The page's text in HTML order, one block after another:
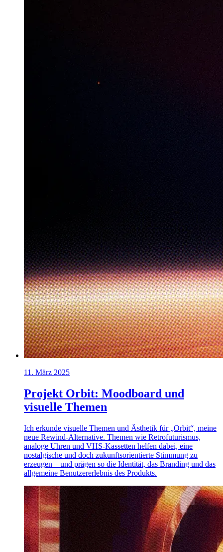
11. März 2025
Projekt Orbit: Moodboard und
visuelle Themen
Ich erkunde visuelle Themen und Ästhetik für „Orbit“, meine
neue Rewind-Alternative. Themen wie Retrofuturismus,
analoge Uhren und VHS-Kassetten helfen dabei, eine
nostalgische und doch zukunftsorientierte Stimmung zu
erzeugen – und prägen so die Identität, das Branding und das
allgemeine Benutzererlebnis des Produkts.